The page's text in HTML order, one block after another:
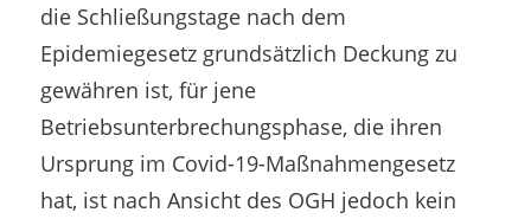
die Schließungstage nach dem
Epidemiegesetz grundsätzlich Deckung zu
gewähren ist, für jene
Betriebsunterbrechungsphase, die ihren
Ursprung im Covid-19-Maßnahmengesetz
hat, ist nach Ansicht des OGH jedoch kein